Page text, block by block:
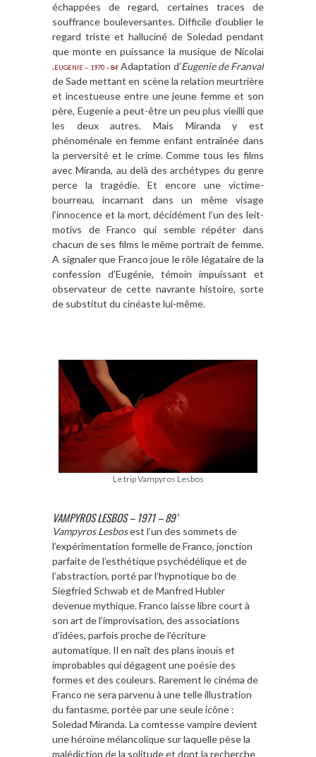
échappées de regard, certaines traces de
souffrance bouleversantes. Difficile d’oublier le
regard triste et halluciné de Soledad pendant
que monte en puissance la musique de Nicolaï
.EUGENIE – 1970 – 84’Adaptation d’Eugenie de Franval
de Sade mettant en scène la relation meurtrière
et incestueuse entre une jeune femme et son
père, Eugenie a peut-être un peu plus vieilli que
les deux autres. Mais Miranda y est
phénoménale en femme enfant entraînée dans
la perversité et le crime. Comme tous les films
avec Miranda, au delà des archétypes du genre
perce la tragédie. Et encore une victime-
bourreau, incarnant dans un même visage
l’innocence et la mort, décidément l’un des leit-
motivs de Franco qui semble répéter dans
chacun de ses films le même portrait de femme.
A signaler que Franco joue le rôle légataire de la
confession d’Eugénie, témoin impuissant et
observateur de cette navrante histoire, sorte
de substitut du cinéaste lui-même.
Le trip Vampyros Lesbos
VAMPYROS LESBOS – 1971 – 89’
Vampyros Lesbosest l’un des sommets de
l’expérimentation formelle de Franco, jonction
parfaite de l’esthétique psychédélique et de
l’abstraction, porté par l’hypnotique bo de
Siegfried Schwab et de Manfred Hubler
devenue mythique. Franco laisse libre court à
son art de l’improvisation, des associations
d’idées, parfois proche de l’écriture
automatique. Il en naît des plans inouïs et
improbables qui dégagent une poésie des
formes et des couleurs. Rarement le cinéma de
Franco ne sera parvenu à une telle illustration
du fantasme, portée par une seule icône :
Soledad Miranda. La comtesse vampire devient
une héroïne mélancolique sur laquelle pèse la
malédiction de la solitude et dont la recherche